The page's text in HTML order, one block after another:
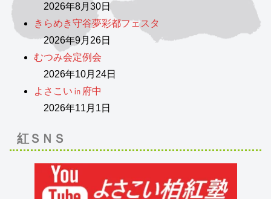
2026年8月30日
きらめき守谷夢彩都フェスタ
2026年9月26日
むつみ会定例会
2026年10月24日
よさこい㏌府中
2026年11月1日
紅ＳＮＳ